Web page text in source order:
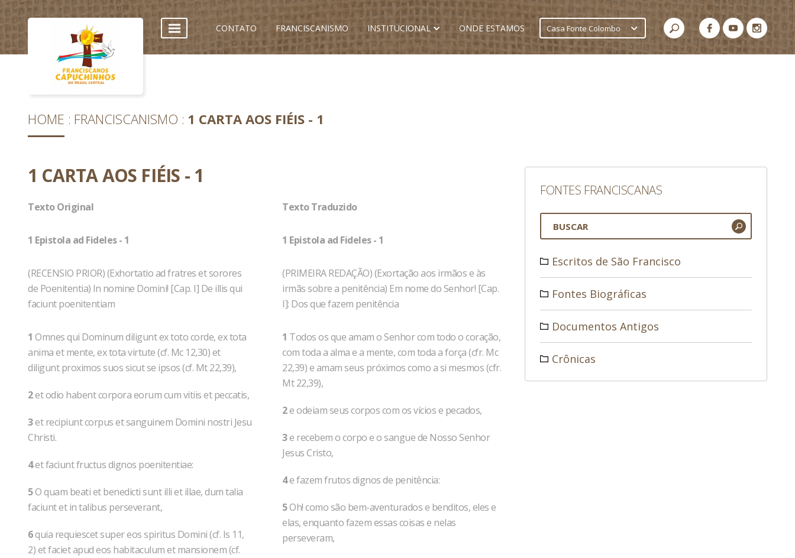
CONTATO FRANCISCANISMO INSTITUCIONAL ONDE ESTAMOS Casa Fonte Colombo
HOME FRANCISCANISMO 1 CARTA AOS FIÉIS - 1
1 CARTA AOS FIÉIS - 1
Texto Original
1 Epistola ad Fideles - 1
(RECENSIO PRIOR) (Exhortatio ad fratres et sorores
de Poenitentia) ln nomine Domini! [Cap. I] De illis qui
faciunt poenitentiam
1 Omnes qui Dominum diligunt ex toto corde, ex tota
anima et mente, ex tota virtute (cf. Mc 12,30) et
diligunt proximos suos sicut se ipsos (cf. Mt 22,39),
2et odio habent corpora eorum cum vitiis et peccatis,
3et recipiunt corpus et sanguinem Domini nostri Jesu
Christi.
4et faciunt fructus dignos poenitentiae:
5O quam beati et benedicti sunt illi et illae, dum talia
faciunt et in talibus perseverant,
6quia requiescet super eos spiritus Domini (cf. Is 11,
2) et faciet apud eos habitaculum et mansionem (cf.
Texto Traduzido
1 Epistola ad Fideles - 1
(PRIMEIRA REDAÇÃO) (Exortação aos irmãos e às
irmãs sobre a penitência) Em nome do Senhor! [Cap.
I]: Dos que fazem penitência
1 Todos os que amam o Senhor com todo o coração,
com toda a alma e a mente, com toda a força (cfr. Mc
22,39) e amam seus próximos como a si mesmos (cfr.
Mt 22,39),
2e odeiam seus corpos com os vícios e pecados,
3e recebem o corpo e o sangue de Nosso Senhor
Jesus Cristo,
4e fazem frutos dignos de penitência:
5Oh! como são bem-aventurados e benditos, eles e
elas, enquanto fazem essas coisas e nelas
perseveram,
FONTES FRANCISCANAS
Escritos de São Francisco
Fontes Biográficas
Documentos Antigos
Crônicas